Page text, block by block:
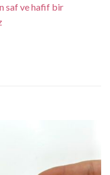
saf ve hafif bir